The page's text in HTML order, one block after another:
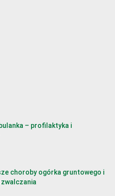
– profilaktyka i
choroby ogórka gruntowego i